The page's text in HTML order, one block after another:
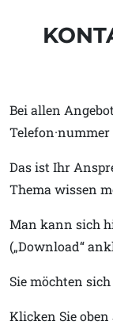
Bei allen
Das ist Ihr
Thema wissen
Man kann sich
(„Download“
Sie möchten
Klicken Sie